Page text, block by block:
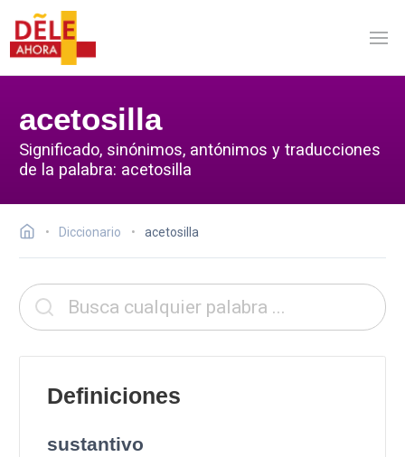
acetosilla
Significado, sinónimos, antónimos y traducciones
de la palabra: acetosilla
Diccionario acetosilla
Definiciones
sustantivo